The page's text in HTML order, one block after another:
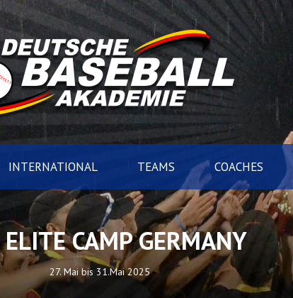
INTERNATIONAL TEAMS COACHES
CAMP GERMANY
27. Mai bis 31.Mai 2025